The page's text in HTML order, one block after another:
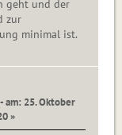
geht und der
zur
minimal ist.
am: 25. Oktober
»